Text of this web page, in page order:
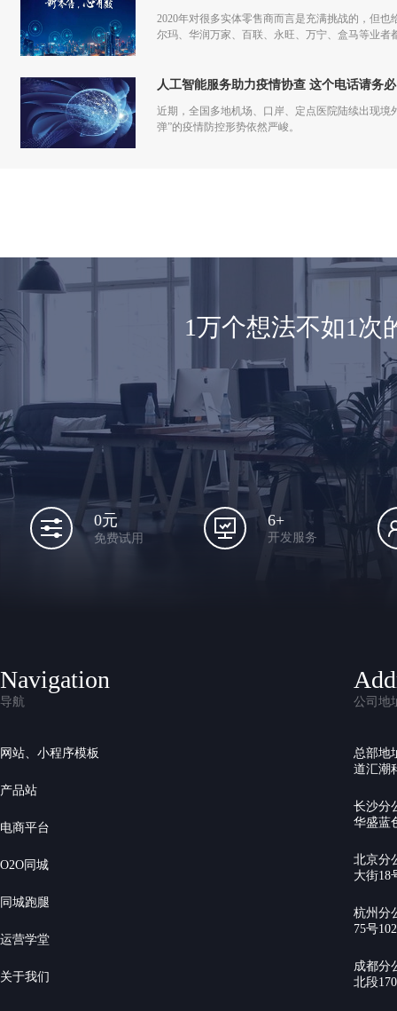
2020年对很多实体零售商而言是充满挑战的，但
尔玛、华润万家、百联、永旺、万宁、盒马等业
人工智能服务助力疫情协查 这个电话请务
近期，全国多地机场、口岸、定点医院陆续出现
弹”的疫情防控形势依然严峻。
1万个想法不如1次
0元
免费试用
6+
开发服务
Navigation
导航
网站、小程序模板
产品站
电商平台
O2O同城
同城跑腿
运营学堂
关于我们
公司地
总部地
道汇潮
长沙分
华盛蓝
北京分
大街18
杭州分
75号
成都分
北段